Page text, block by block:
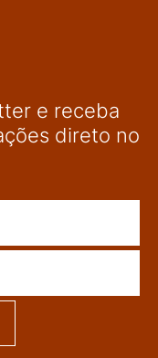
e receba
direto no